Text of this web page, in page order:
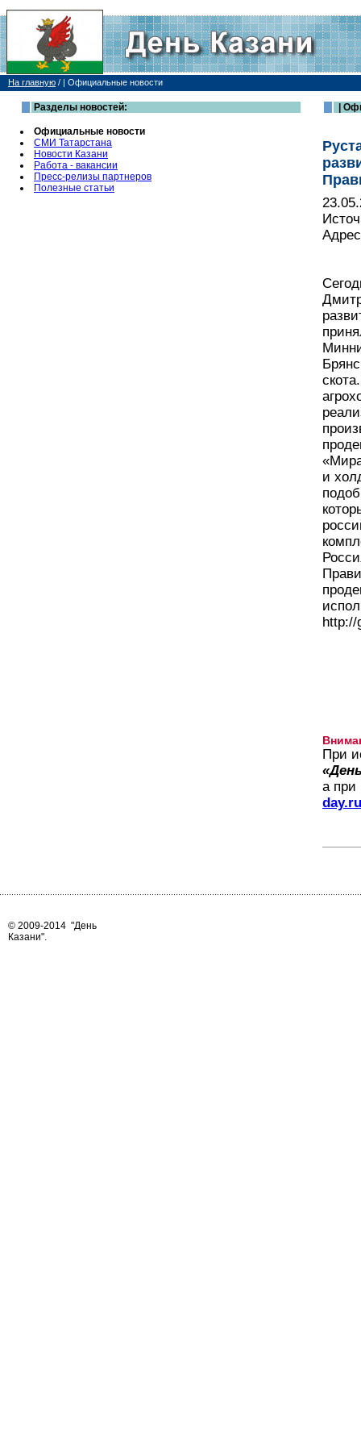
На главную / | Официальные новости
Разделы новостей:
Официальные новости
СМИ Татарстана
Новости Казани
Работа - вакансии
Пресс-релизы партнеров
Полезные статьи
|
и
http://
При
а при
day.ru
© 2009-2014 "День
Казани".